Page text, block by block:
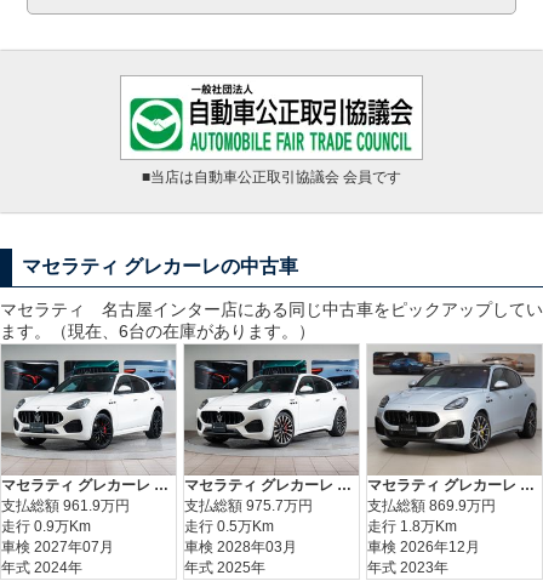
■当店は自動車公正取引協議会 会員です
マセラティ グレカーレの中古車
マセラティ 名古屋インター店にある同じ中古車をピックアップしてい
ます。（現在、6台の在庫があります。）
マセラティ グレカーレ インテルニ・ロッシリミテッドパッケージ
支払総額 961.9万円
走行 0.9万Km
車検 2027年07月
年式 2024年
マセラティ グレカーレ モデナ
支払総額 975.7万円
走行 0.5万Km
車検 2028年03月
年式 2025年
マセラティ グレカーレ トロフェオ
支払総額 869.9万円
走行 1.8万Km
車検 2026年12月
年式 2023年